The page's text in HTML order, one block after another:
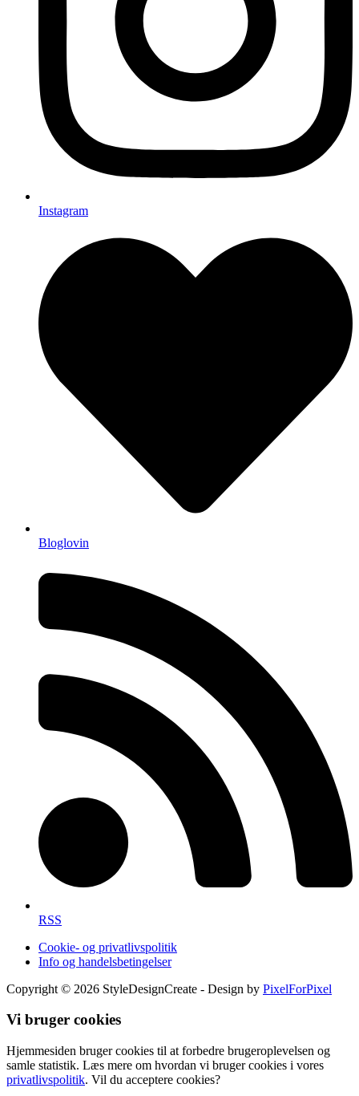
Instagram
Bloglovin
RSS
Cookie- og privatlivspolitik
Info og handelsbetingelser
Copyright © 2026 StyleDesignCreate - Design by PixelForPixel
Vi bruger cookies
Hjemmesiden bruger cookies til at forbedre brugeroplevelsen og
samle statistik. Læs mere om hvordan vi bruger cookies i vores
privatlivspolitik. Vil du acceptere cookies?